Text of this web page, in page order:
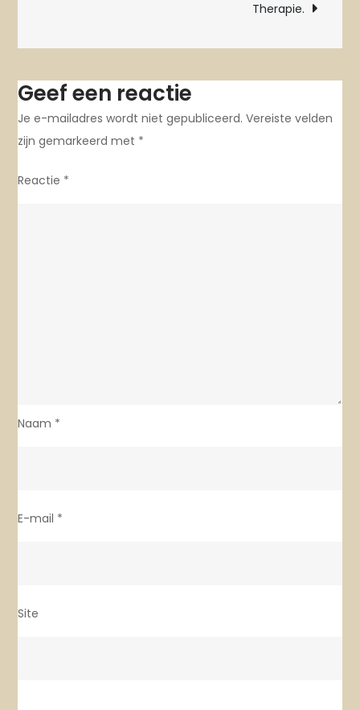
Therapie.
Geef een reactie
Je e-mailadres wordt niet gepubliceerd. Vereiste velden
zijn gemarkeerd met *
Reactie *
Naam *
E-mail *
Site